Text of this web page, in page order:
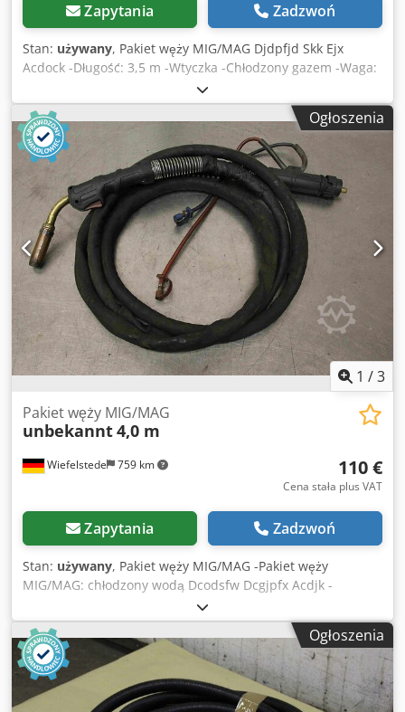
Zapytania Zadzwoń
Stan: używany, Pakiet węży MIG/MAG Djdpfjd Skk Ejx
Acdock -Długość: 3,5 m -Wtyczka -Chłodzony gazem -Waga:
Ogłoszenia
1 /3
Wiefelstede 759 km
Pakiet węży MIG/MAG
unbekannt4,0 m
110 €
Cena stała plus VAT
Zapytania Zadzwoń
Stan: używany, Pakiet węży MIG/MAG -Pakiet węży
MIG/MAG: chłodzony wodą Dcodsfw Dcgjpfx Acdjk -
Ogłoszenia